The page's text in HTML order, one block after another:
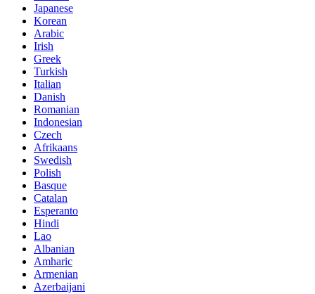
Japanese
Korean
Arabic
Irish
Greek
Turkish
Italian
Danish
Romanian
Indonesian
Czech
Afrikaans
Swedish
Polish
Basque
Catalan
Esperanto
Hindi
Lao
Albanian
Amharic
Armenian
Azerbaijani